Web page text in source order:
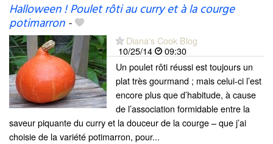
Halloween ! Poulet rôti au curry et à la courge
potimarron-
Diana's Cook Blog
10/25/14
09:30
Un poulet rôti réussi est toujours un
plat très gourmand ; mais celui-ci l’est
encore plus que d’habitude, à cause
de l’association formidable entre la
saveur piquante du curry et la douceur de la courge – que j’ai
choisie de la variété potimarron, pour...